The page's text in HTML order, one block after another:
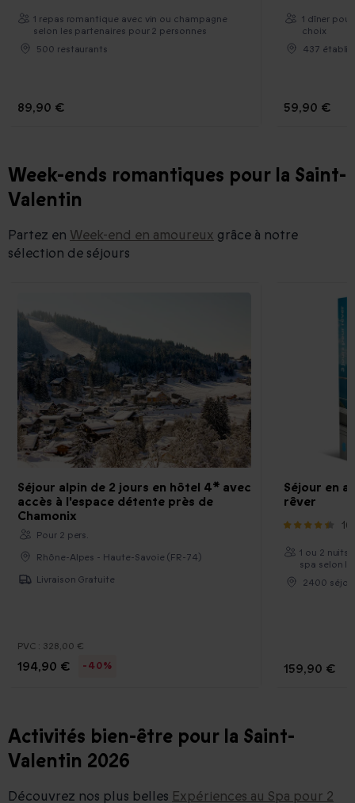
1 repas romantique avec vin ou champagne
selon les partenaires pour 2 personnes
500 restaurants
89,90 €
1 dîner
choix
437
59,90 €
Week-ends romantiques pour la Saint-
Valentin
Partez en Week-end en amoureux grâce à notre
sélection de séjours
Séjour alpin de 2 jours en hôtel 4* avec
accès à l'espace détente près de
Chamonix
Pour 2 pers.
Rhône-Alpes - Haute-Savoie (FR-74)
Livraison Gratuite
PVC : 328,00 €
194,90 € -40%
Séjour en
rêver
1 ou 2
spa selon
2400
159,90 €
Activités bien-être pour la Saint-
Valentin 2026
Découvrez nos plus belles Expériences au Spa pour 2